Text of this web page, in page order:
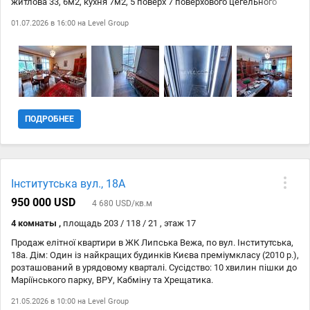
Торг доречний. Ціна: Обговорюється під час перегляду.
Запрошуємо на огляди
господарські приміщення, роздільний санвузол, балкон в тихий
охороняється, в 5 хвилинах Маріїнський парк, Хрещатик, Майдан
Незалежності. Перший продаж, правовстановлюючі документи -
спадщина.
01.07.2026 в 16:00 на Level Group
ПОДРОБНЕЕ
Інститутська вул., 18А
950 000 USD
4 680 USD/кв.м
4 комнаты , площадь 203 / 118 / 21 , этаж 17
Продаж елітної квартири в ЖК Липська Вежа, по вул. Інститутська,
18а. Дім: Один із найкращих будинків Києва преміумкласу (2010 р.),
розташований в урядовому кварталі. Сусідство: 10 хвилин пішки до
Маріїнського парку, ВРУ, Кабміну та Хрещатика.
забезпечує безперебійний комфорт у будь-який час. Продуманий
21.05.2026 в 10:00 на Level Group